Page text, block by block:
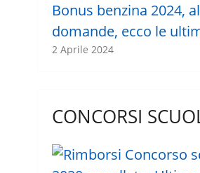
Bonus benzina 2024,
domande, ecco le
2 Aprile 2024
CONCORSI